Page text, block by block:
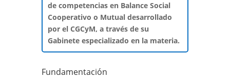
de competencias en Balance Social
Cooperativo o Mutual desarrollado
por el CGCyM, a través de su
Gabinete especializado en la materia.
Fundamentación